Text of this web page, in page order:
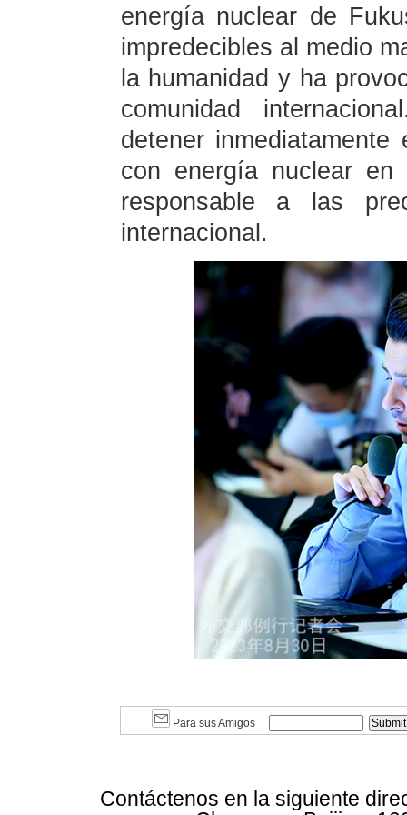
energía nuclear de
impredecibles al medio
la humanidad y ha
comunidad
detener
con energía nuclear
responsable a las
internacional.
Para sus Amigos
Contáctenos en la siguiente